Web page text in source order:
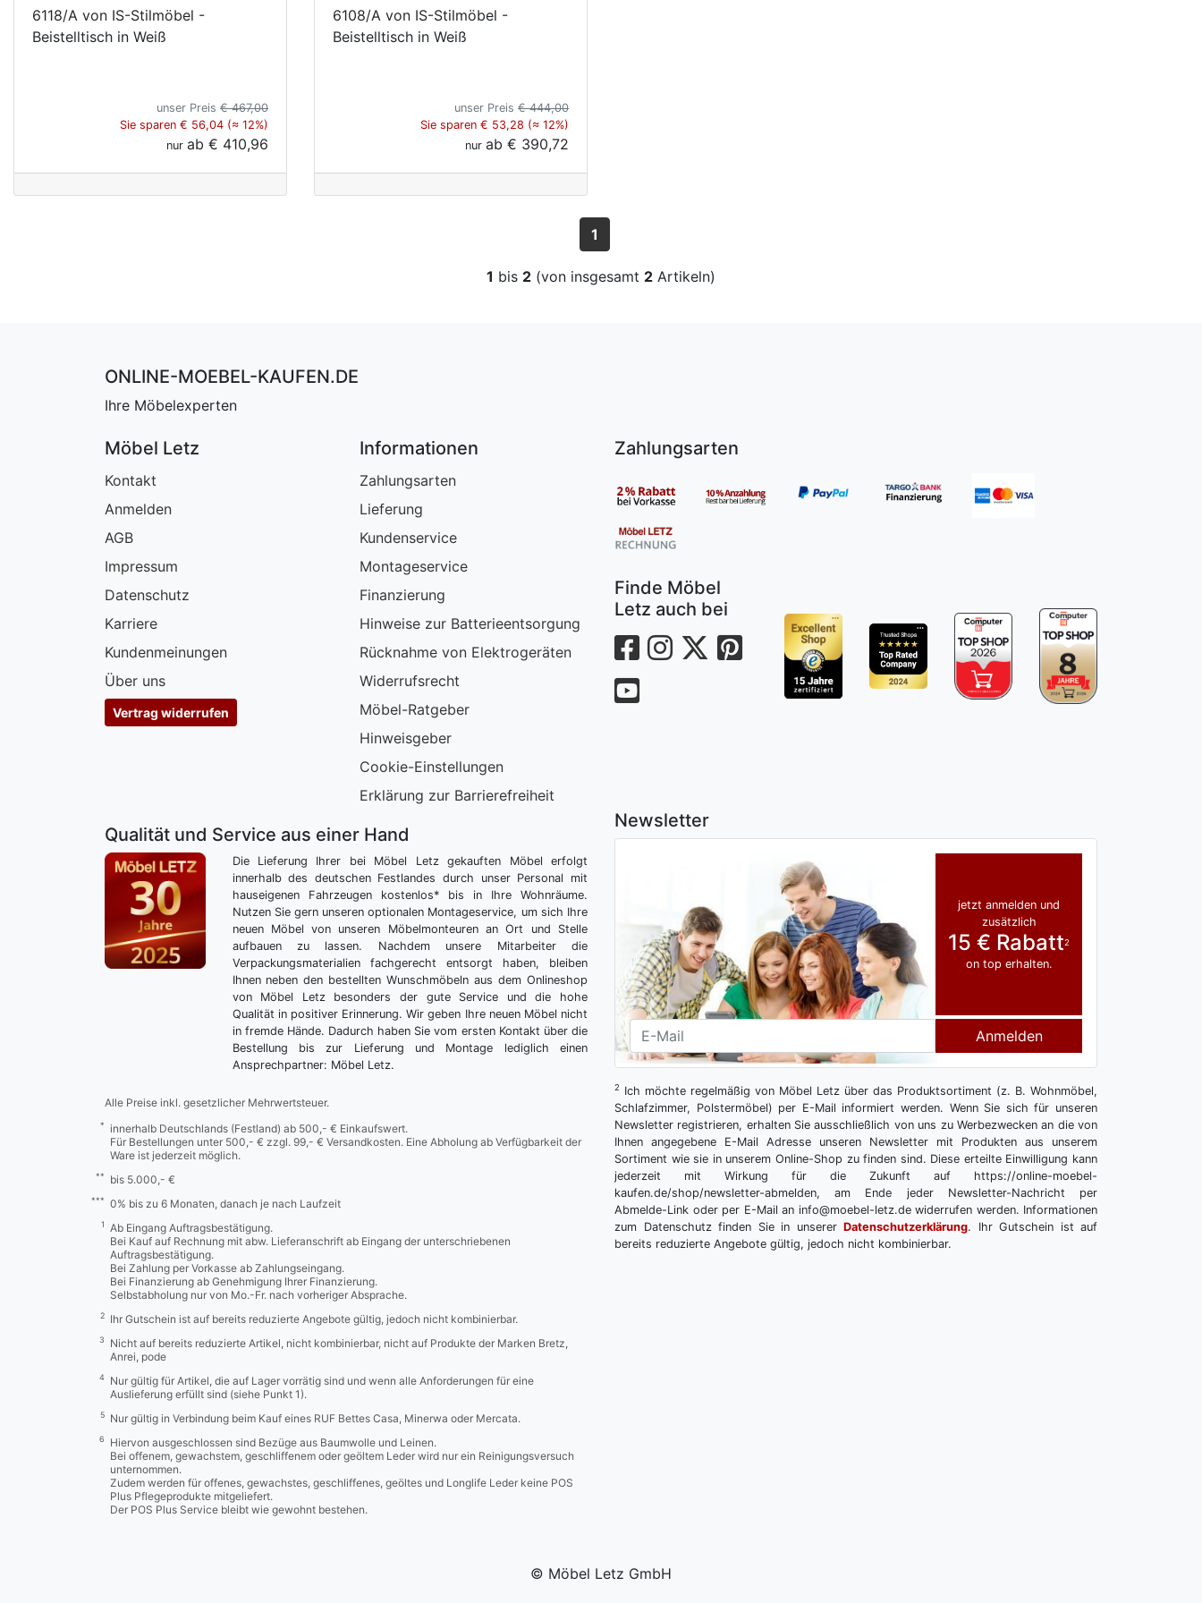
6118/A von IS-Stilmöbel -
Beistelltisch in Weiß
unser Preis € 467,00
Sie sparen € 56,04 (≈ 12%)
nur ab € 410,96
6108/A von IS-Stilmöbel -
Beistelltisch in Weiß
unser Preis € 444,00
Sie sparen € 53,28 (≈ 12%)
nur ab € 390,72
1
1 bis 2 (von insgesamt 2 Artikeln)
ONLINE-MOEBEL-KAUFEN.DE
Ihre Möbelexperten
Möbel Letz
Kontakt
Anmelden
AGB
Impressum
Datenschutz
Karriere
Kundenmeinungen
Über uns
Vertrag widerrufen
Informationen
Zahlungsarten
Lieferung
Kundenservice
Montageservice
Finanzierung
Hinweise zur Batterieentsorgung
Rücknahme von Elektrogeräten
Widerrufsrecht
Möbel-Ratgeber
Hinweisgeber
Cookie-Einstellungen
Erklärung zur Barrierefreiheit
Zahlungsarten
Finde Möbel
Letz auch bei
Qualität und Service aus einer Hand
Die Lieferung Ihrer bei Möbel Letz gekauften Möbel erfolgt
innerhalb des deutschen Festlandes durch unser Personal mit
hauseigenen Fahrzeugen kostenlos* bis in Ihre Wohnräume.
Nutzen Sie gern unseren optionalen Montageservice, um sich Ihre
neuen Möbel von unseren Möbelmonteuren an Ort und Stelle
aufbauen zu lassen. Nachdem unsere Mitarbeiter die
Verpackungsmaterialien fachgerecht entsorgt haben, bleiben
Ihnen neben den bestellten Wunschmöbeln aus dem Onlineshop
von Möbel Letz besonders der gute Service und die hohe
Qualität in positiver Erinnerung. Wir geben Ihre neuen Möbel nicht
in fremde Hände. Dadurch haben Sie vom ersten Kontakt über die
Bestellung bis zur Lieferung und Montage lediglich einen
Ansprechpartner: Möbel Letz.
Alle Preise inkl. gesetzlicher Mehrwertsteuer.
*
innerhalb Deutschlands (Festland) ab 500,- € Einkaufswert.
Für Bestellungen unter 500,- € zzgl. 99,- € Versandkosten. Eine Abholung ab Verfügbarkeit der
Ware ist jederzeit möglich.
** bis 5.000,- €
*** 0% bis zu 6 Monaten, danach je nach Laufzeit
1
Ab Eingang Auftragsbestätigung.
Bei Kauf auf Rechnung mit abw. Lieferanschrift ab Eingang der unterschriebenen
Auftragsbestätigung.
Bei Zahlung per Vorkasse ab Zahlungseingang.
Bei Finanzierung ab Genehmigung Ihrer Finanzierung.
Selbstabholung nur von Mo.-Fr. nach vorheriger Absprache.
2 Ihr Gutschein ist auf bereits reduzierte Angebote gültig, jedoch nicht kombinierbar.
3
Nicht auf bereits reduzierte Artikel, nicht kombinierbar, nicht auf Produkte der Marken Bretz,
Anrei, pode
4
Nur gültig für Artikel, die auf Lager vorrätig sind und wenn alle Anforderungen für eine
Auslieferung erfüllt sind (siehe Punkt 1).
5 Nur gültig in Verbindung beim Kauf eines RUF Bettes Casa, Minerwa oder Mercata.
6
Hiervon ausgeschlossen sind Bezüge aus Baumwolle und Leinen.
Bei offenem, gewachstem, geschliffenem oder geöltem Leder wird nur ein Reinigungsversuch
unternommen.
Zudem werden für offenes, gewachstes, geschliffenes, geöltes und Longlife Leder keine POS
Plus Pflegeprodukte mitgeliefert.
Der POS Plus Service bleibt wie gewohnt bestehen.
Newsletter
jetzt anmelden und
zusätzlich
15 € Rabatt2
on top erhalten.
Anmelden
2
Ich möchte regelmäßig von Möbel Letz über das Produktsortiment (z. B. Wohnmöbel,
Schlafzimmer, Polstermöbel) per E-Mail informiert werden. Wenn Sie sich für unseren
Newsletter registrieren, erhalten Sie ausschließlich von uns zu Werbezwecken an die von
Ihnen angegebene E-Mail Adresse unseren Newsletter mit Produkten aus unserem
Sortiment wie sie in unserem Online-Shop zu finden sind. Diese erteilte Einwilligung kann
jederzeit mit Wirkung für die Zukunft auf https://online-moebel-
kaufen.de/shop/newsletter-abmelden, am Ende jeder Newsletter-Nachricht per
Abmelde-Link oder per E-Mail an info@moebel-letz.de widerrufen werden. Informationen
zum Datenschutz finden Sie in unserer Datenschutzerklärung. Ihr Gutschein ist auf
bereits reduzierte Angebote gültig, jedoch nicht kombinierbar.
© Möbel Letz GmbH